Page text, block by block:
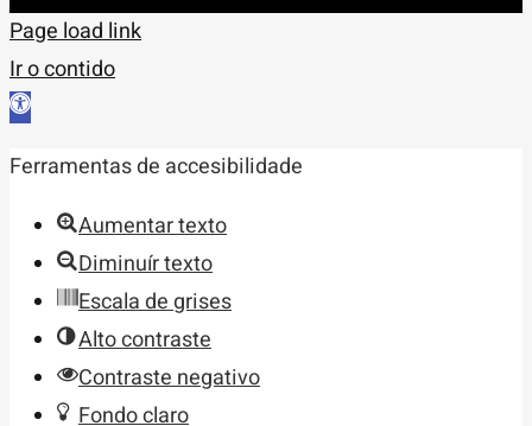
Page load link
Ir o contido
Abrir
de
ferramentas
Ferramentas de accesibilidade
Aumentar texto
Diminuír texto
Escala de grises
Alto contraste
Contraste negativo
Fondo claro